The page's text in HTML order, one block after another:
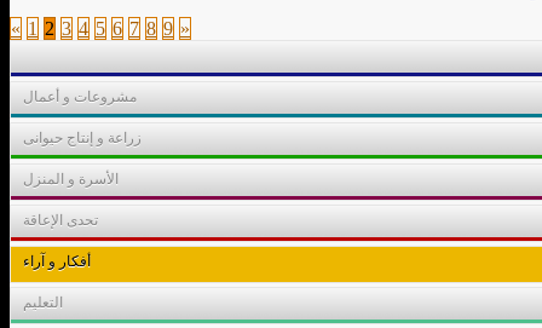
« 1 2 3 4 5 6 7 8 9 »
مشروعات و أعمال
زراعة و إنتاج حيوانى
الأسرة و المنزل
تحدى الإعاقة
أفكار و آراء
التعليم